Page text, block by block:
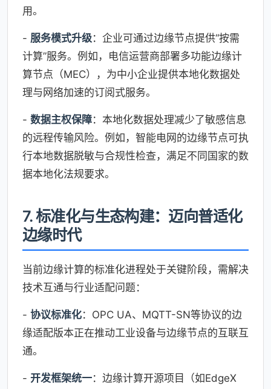
用。
- 服务模式升级：企业可通过边缘节点提供“按需
计算”服务。例如，电信运营商部署多功能边缘计
算节点（MEC），为中小企业提供本地化数据处
理与网络加速的订阅式服务。
- 数据主权保障：本地化数据处理减少了敏感信息
的远程传输风险。例如，智能电网的边缘节点可执
行本地数据脱敏与合规性检查，满足不同国家的数
据本地化法规要求。
7. 标准化与生态构建：迈向普适化
边缘时代
当前边缘计算的标准化进程处于关键阶段，需解决
技术互通与行业适配问题：
- 协议标准化：OPC UA、MQTT-SN等协议的边
缘适配版本正在推动工业设备与边缘节点的互联互
通。
- 开发框架统一：边缘计算开源项目（如EdgeX